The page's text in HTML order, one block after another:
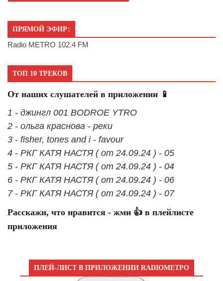
ПРЯМОЙ ЭФИР:
Radio METRO 102.4 FM
ТОП 10 ТРЕКОВ
От наших слушателей в приложении 📱
1 - джингл 001 BODROE YTRO
2 - ольга краснова - реки
3 - fisher, tones and i - favour
4 - РКГ КАТЯ НАСТЯ ( от 24.09.24 ) - 05
5 - РКГ КАТЯ НАСТЯ ( от 24.09.24 ) - 04
6 - РКГ КАТЯ НАСТЯ ( от 24.09.24 ) - 06
7 - РКГ КАТЯ НАСТЯ ( от 24.09.24 ) - 07
Расскажи, что нравится - жми 👍 в плейлисте
приложения
ПЛЕЙ-ЛИСТ В ПРИЛОЖЕНИИ RADIOМЕТРО